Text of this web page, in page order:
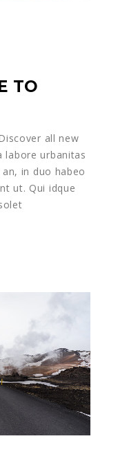
TO
all new
labore urbanitas
in duo habeo
ut. Qui idque